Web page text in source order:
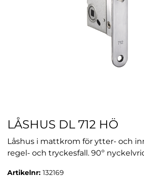
LÅSHUS DL 712 HÖ
Låshus i mattkrom för ytter- och
regel- och tryckesfall. 90º
Artikelnr: 132169